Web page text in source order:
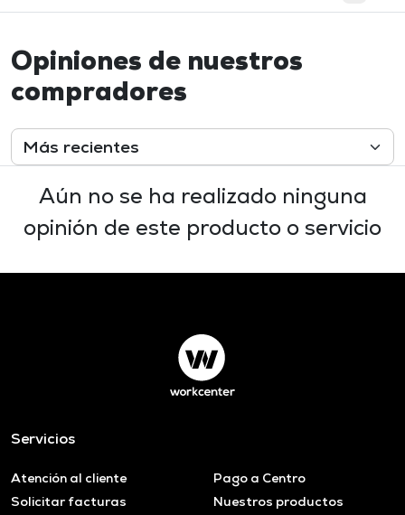
Opiniones de nuestros
compradores
Aún no se ha realizado ninguna
opinión de este producto o servicio
Servicios
Atención al cliente
Pago a Centro
Solicitar facturas
Nuestros productos